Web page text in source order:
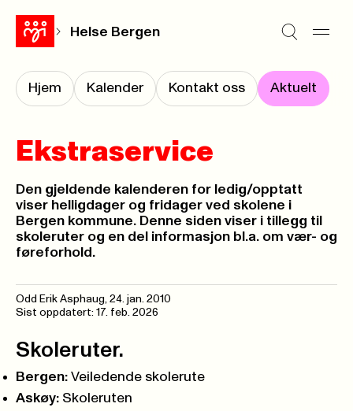
Helse Bergen
Hjem Kalender Kontakt oss Aktuelt
Ekstraservice
Den gjeldende kalenderen for ledig/opptatt
viser helligdager og fridager ved skolene i
Bergen kommune. Denne siden viser i tillegg til
skoleruter og en del informasjon bl.a. om vær- og
føreforhold.
Odd Erik Asphaug, 24. jan. 2010
Sist oppdatert: 17. feb. 2026
Skoleruter.
Bergen: Veiledende skolerute
Askøy: Skoleruten